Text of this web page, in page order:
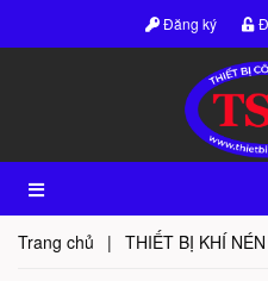
Đăng ký
Trang chủ | THIẾT BỊ KHÍ NÉN